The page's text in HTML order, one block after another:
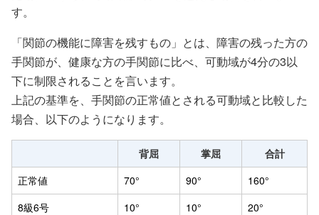
す。
「関節の機能に障害を残すもの」とは、障害の残った方の
手関節が、健康な方の手関節に比べ、可動域が4分の3以
下に制限されることを言います。
上記の基準を、手関節の正常値とされる可動域と比較した
場合、以下のようになります。
背屈 掌屈
合計
正常値
70° 90°
160°
8級6号
10° 10°
20°